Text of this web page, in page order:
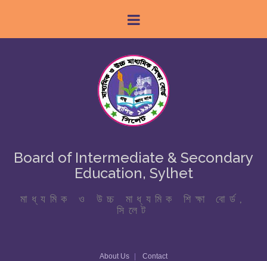
Board of Intermediate & Secondary
Education, Sylhet
মাধ্যমিক ও উচ্চ মাধ্যমিক শিক্ষা বোর্ড,
সিলেট
About Us Contact